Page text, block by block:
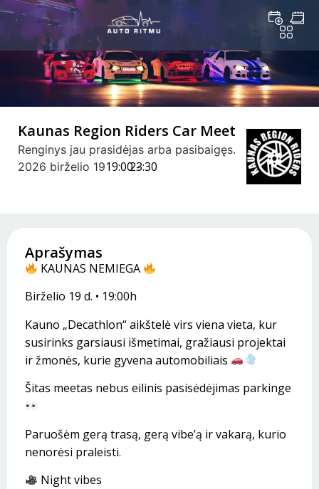
Kaunas Region Riders Car Meet
Renginys jau prasidėjas arba pasibaigęs.
2026 birželio 1919:00 -23:30
Aprašymas
KAUNAS NEMIEGA
Birželio 19 d. • 19:00h
Kauno „Decathlon“ aikštelė virs viena vieta, kur
susirinks garsiausi išmetimai, gražiausi projektai
ir žmonės, kurie gyvena automobiliais
Šitas meetas nebus eilinis pasisėdėjimas parkinge
Paruošėm gerą trasą, gerą vibe’ą ir vakarą, kurio
nenorėsi praleisti.
Night vibes